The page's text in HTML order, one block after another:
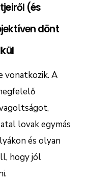
(és
dönt
vonatkozik. A
lovak egymás
és olyan
hogy jól